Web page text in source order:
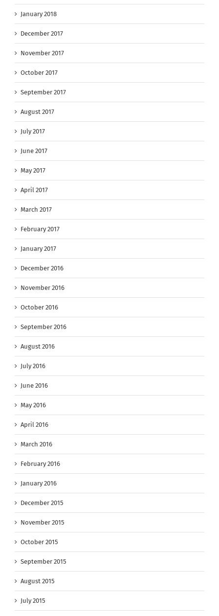
January 2018
December 2017
November 2017
October 2017
September 2017
August 2017
July 2017
June 2017
May 2017
April 2017
March 2017
February 2017
January 2017
December 2016
November 2016
October 2016
September 2016
August 2016
July 2016
June 2016
May 2016
April 2016
March 2016
February 2016
January 2016
December 2015
November 2015
October 2015
September 2015
August 2015
July 2015